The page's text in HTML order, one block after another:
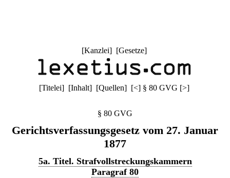
[Kanzlei] [Gesetze]
[Titelei] [Inhalt] [Quellen] [<] § 80 GVG [>]
§ 80 GVG
Gerichtsverfassungsgesetz vom 27. Januar
1877
5a. Titel. Strafvollstreckungskammern
Paragraf 80